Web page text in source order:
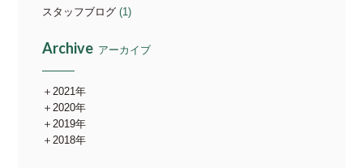
スタッフブログ (1)
Archive アーカイブ
2021年
2020年
2019年
2018年